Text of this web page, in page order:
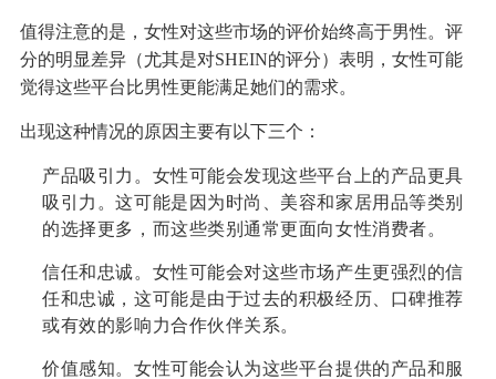
值得注意的是，女性对这些市场的评价始终高于男性。评
分的明显差异（尤其是对SHEIN的评分）表明，女性可能
觉得这些平台比男性更能满足她们的需求。
出现这种情况的原因主要有以下三个：
产品吸引力。女性可能会发现这些平台上的产品更具
吸引力。这可能是因为时尚、美容和家居用品等类别
的选择更多，而这些类别通常更面向女性消费者。
信任和忠诚。女性可能会对这些市场产生更强烈的信
任和忠诚，这可能是由于过去的积极经历、口碑推荐
或有效的影响力合作伙伴关系。
价值感知。女性可能会认为这些平台提供的产品和服